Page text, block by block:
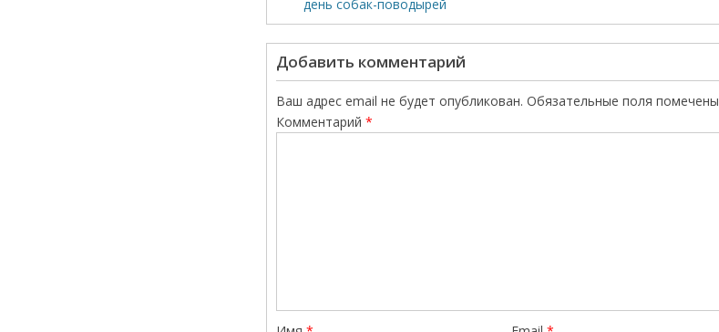
день собак-поводырей
Добавить комментарий
Ваш адрес email не будет опубликован. Обязательные поля помечены
Комментарий *